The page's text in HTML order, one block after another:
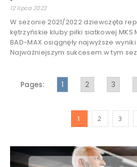
12 lipca 2022
W sezonie 2021/2022 dziewczęta
kętrzyńskie kluby piłki siatkowej MKS
BAD-MAX osiągnęły najwyższe
Najważniejszym sukcesem w tym
Pages: 1 2 3
1 2 3